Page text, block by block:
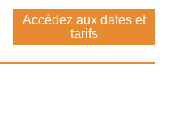
Accédez aux dates et
tarifs